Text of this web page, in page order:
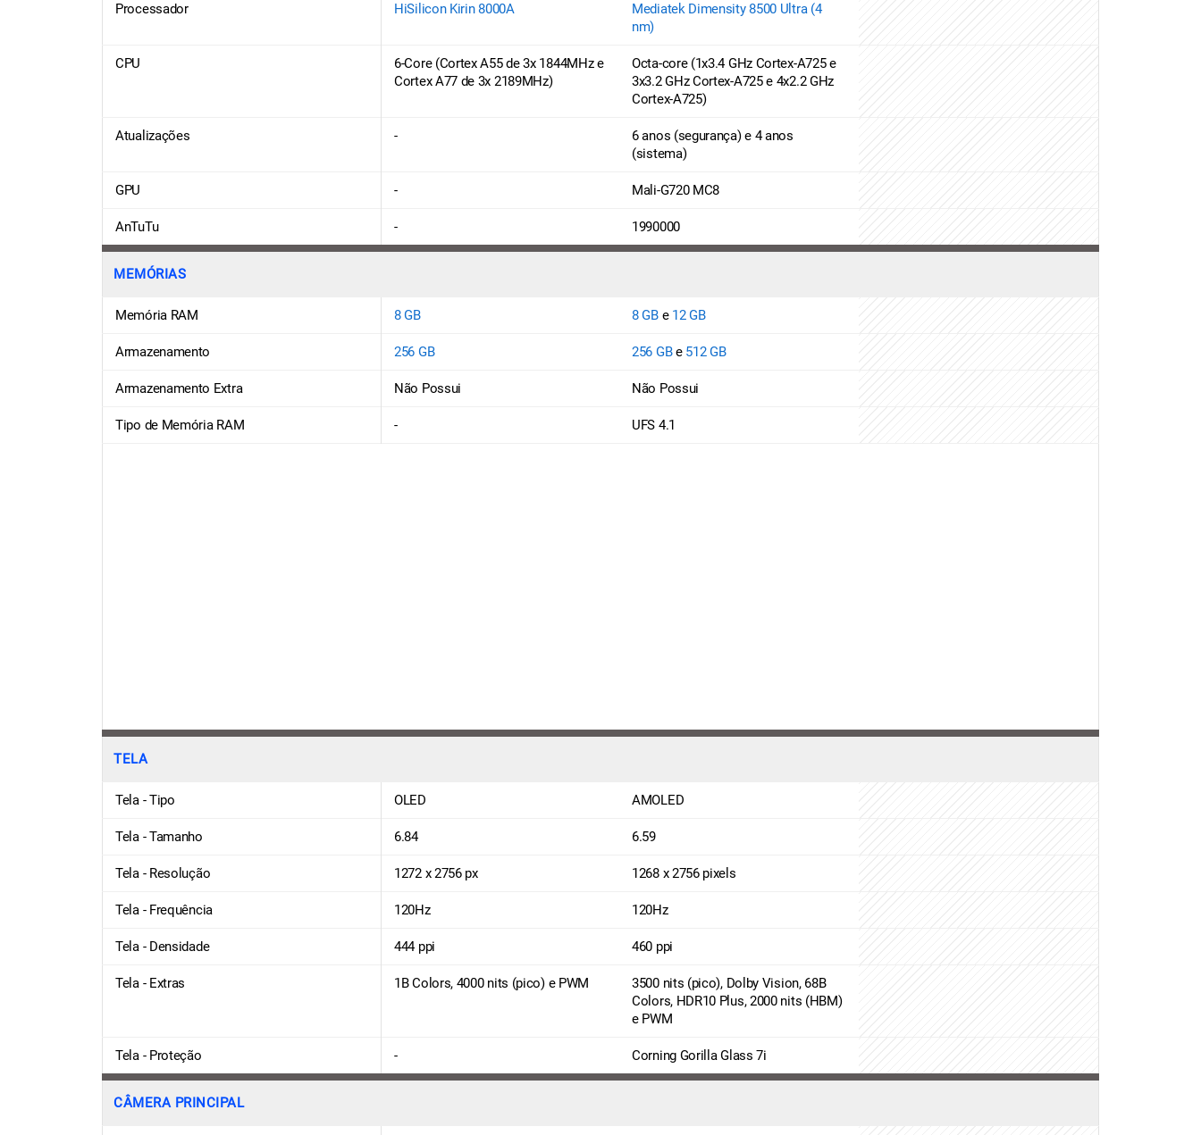
Processador HiSilicon Kirin 8000A
Mediatek Dimensity 8500 Ultra (4
nm)
CPU
6-Core (Cortex A55 de 3x 1844MHz e
Cortex A77 de 3x 2189MHz)
Octa-core (1x3.4 GHz Cortex-A725 e
3x3.2 GHz Cortex-A725 e 4x2.2 GHz
Cortex-A725)
Atualizações -
6 anos (segurança) e 4 anos
(sistema)
GPU - Mali-G720 MC8
AnTuTu - 1990000
MEMÓRIAS
Memória RAM 8 GB 8 GBe 12 GB
Armazenamento 256 GB 256 GBe 512 GB
Armazenamento Extra Não Possui Não Possui
Tipo de Memória RAM - UFS 4.1
TELA
Tela - Tipo OLED AMOLED
Tela - Tamanho 6.84 6.59
Tela - Resolução 1272 x 2756 px 1268 x 2756 pixels
Tela - Frequência 120Hz 120Hz
Tela - Densidade 444 ppi 460 ppi
Tela - Extras 1B Colors, 4000 nits (pico) e PWM
3500 nits (pico), Dolby Vision, 68B
Colors, HDR10 Plus, 2000 nits (HBM)
e PWM
Tela - Proteção - Corning Gorilla Glass 7i
CÂMERA PRINCIPAL